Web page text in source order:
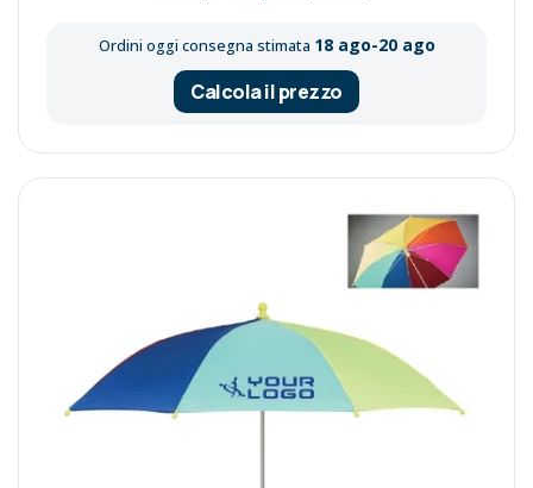
Ordini oggi consegna stimata 18 ago-20 ago
Calcola il prezzo